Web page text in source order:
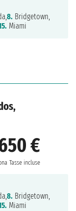
8. Bridgetown,
Miami
€
Tasse incluse
8. Bridgetown,
Miami